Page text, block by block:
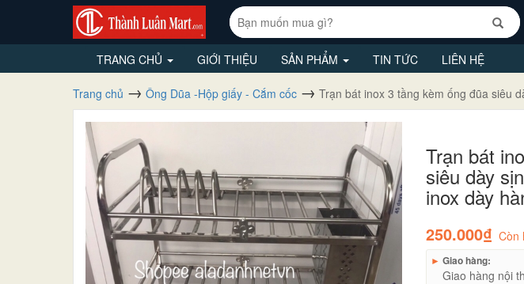
TRANG CHỦ GIỚI THIỆU SẢN PHẨM TIN TỨC LIÊN HỆ
Trang chủ Ông Dũa -Hộp giấy - Cắm cốc Trạn bát inox 3 tầng kèm ống đũa siêu
Trạn bát
siêu dày
inox dày
250.000₫ Còn
► Giao hàng:
Giao hàng nội